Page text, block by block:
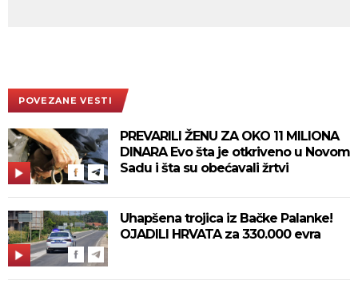
POVEZANE VESTI
PREVARILI ŽENU ZA OKO 11 MILIONA
DINARA Evo šta je otkriveno u Novom
Sadu i šta su obećavali žrtvi
Uhapšena trojica iz Bačke Palanke!
OJADILI HRVATA za 330.000 evra